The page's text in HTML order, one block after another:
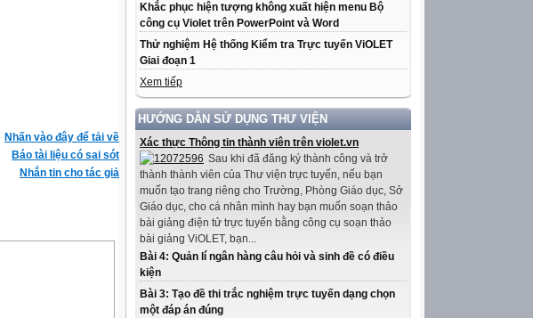
Khắc phục hiện tượng không xuất hiện menu Bộ
công cụ Violet trên PowerPoint và Word
Thử nghiệm Hệ thống Kiểm tra Trực tuyến ViOLET
Giai đoạn 1
Xem tiếp
HƯỚNG DẪN SỬ DỤNG THƯ VIỆN
Xác thực Thông tin thành viên trên violet.vn
Sau khi đã đăng ký thành công và trở
thành thành viên của Thư viện trực tuyến, nếu bạn
muốn tạo trang riêng cho Trường, Phòng Giáo dục, Sở
Giáo dục, cho cá nhân mình hay bạn muốn soạn thảo
bài giảng điện tử trực tuyến bằng công cụ soạn thảo
bài giảng ViOLET, bạn...
Bài 4: Quản lí ngân hàng câu hỏi và sinh đề có điều
kiện
Bài 3: Tạo đề thi trắc nghiệm trực tuyến dạng chọn
một đáp án đúng
Nhấn vào đây để tải về
Báo tài liệu có sai sót
Nhắn tin cho tác giả